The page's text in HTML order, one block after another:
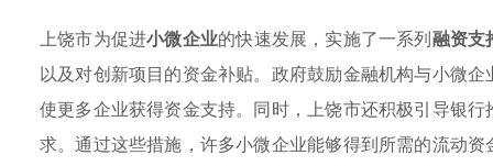
上饶市为促进小微企业的快速发展，实施了一系列融资支
以及对创新项目的资金补贴。政府鼓励金融机构与小微
使更多企业获得资金支持。同时，上饶市还积极引导银
求。通过这些措施，许多小微企业能够得到所需的流动